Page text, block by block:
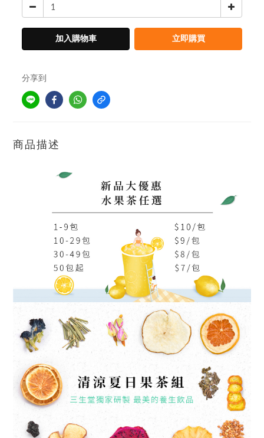
加入購物車 立即購買
分享到
商品描述